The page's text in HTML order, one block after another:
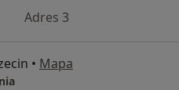
Adres 3
• Mapa